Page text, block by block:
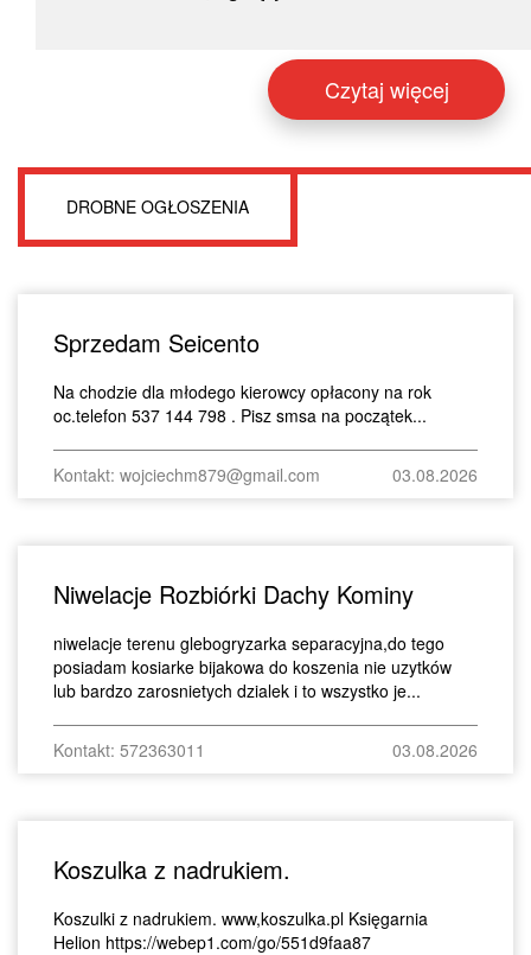
Czytaj więcej
DROBNE OGŁOSZENIA
Sprzedam Seicento
Na chodzie dla młodego kierowcy opłacony na rok
oc.telefon 537 144 798 . Pisz smsa na początek...
Kontakt: wojciechm879@gmail.com 03.08.2026
Niwelacje Rozbiórki Dachy Kominy
niwelacje terenu glebogryzarka separacyjna,do tego
posiadam kosiarke bijakowa do koszenia nie uzytków
lub bardzo zarosnietych dzialek i to wszystko je...
Kontakt: 572363011 03.08.2026
Koszulka z nadrukiem.
Koszulki z nadrukiem. www,koszulka.pl Księgarnia
Helion https://webep1.com/go/551d9faa87